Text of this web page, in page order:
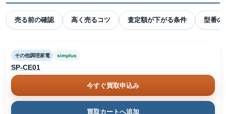
売る前の確認 高く売るコツ 査定額が下がる条件 型番の
その他調理家電 simplus
SP-CE01
今すぐ買取申込み
買取カートへ追加